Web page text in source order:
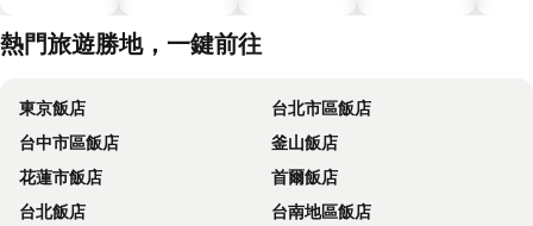
熱門旅遊勝地，一鍵前往
東京飯店
台北市區飯店
台中市區飯店
釜山飯店
花蓮市飯店
首爾飯店
台北飯店
台南地區飯店